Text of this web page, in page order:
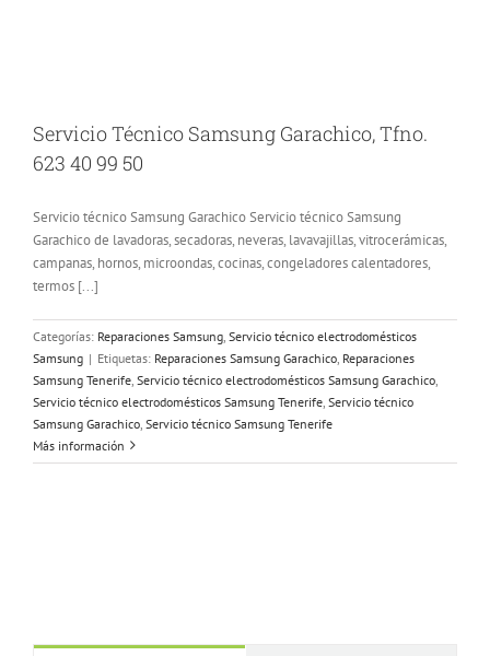
Servicio Técnico Samsung Garachico, Tfno.
623 40 99 50
Servicio técnico Samsung Garachico Servicio técnico Samsung
Garachico de lavadoras, secadoras, neveras, lavavajillas, vitrocerámicas,
campanas, hornos, microondas, cocinas, congeladores calentadores,
termos [...]
Categorías: Reparaciones Samsung Servicio técnico electrodomésticos
Samsung | Etiquetas: Reparaciones Samsung Garachico Reparaciones
Samsung Tenerife Servicio técnico electrodomésticos Samsung Garachico
Servicio técnico electrodomésticos Samsung Tenerife Servicio técnico
Samsung Garachico Servicio técnico Samsung Tenerife
Más información